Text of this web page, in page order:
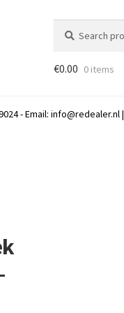
for:
€0.00 0 items
- Email: info@redealer.nl|